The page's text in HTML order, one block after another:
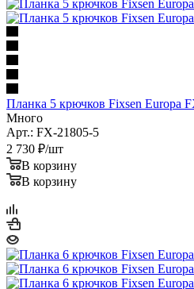
Планка 5 крючков Fixsen Europa
Много
Арт.: FX-21805-5
2 730 ₽/шт
В корзину
В корзину